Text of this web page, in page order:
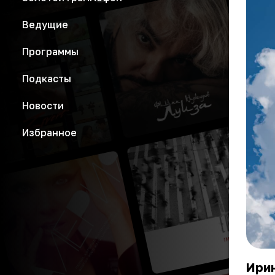
Ведущие
Программы
Подкасты
Новости
Избранное